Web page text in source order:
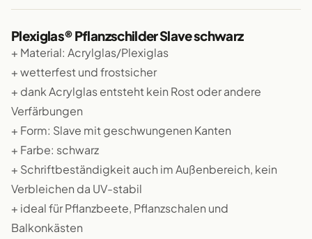
Plexiglas® Pflanzschilder Slave schwarz
+ Material: Acrylglas/Plexiglas
+ wetterfest und frostsicher
+ dank Acrylglas entsteht kein Rost oder andere
Verfärbungen
+ Form: Slave mit geschwungenen Kanten
+ Farbe: schwarz
+ Schriftbeständigkeit auch im Außenbereich, kein
Verbleichen da UV-stabil
+ ideal für Pflanzbeete, Pflanzschalen und
Balkonkästen